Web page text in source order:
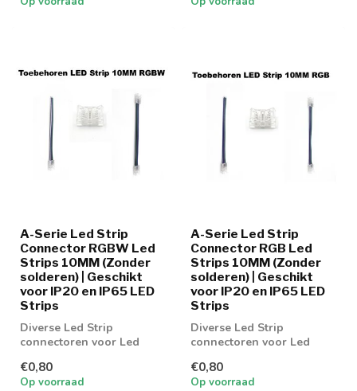
A-Serie Led Strip
Connector RGBW Led
Strips 10MM (Zonder
solderen) | Geschikt
voor IP20 en IP65 LED
Strips
Diverse Led Strip
connectoren voor Led
€0,80
Op voorraad
A-Serie Led Strip
Connector RGB Led
Strips 10MM (Zonder
solderen) | Geschikt
voor IP20 en IP65 LED
Strips
Diverse Led Strip
connectoren voor Led
€0,80
Op voorraad